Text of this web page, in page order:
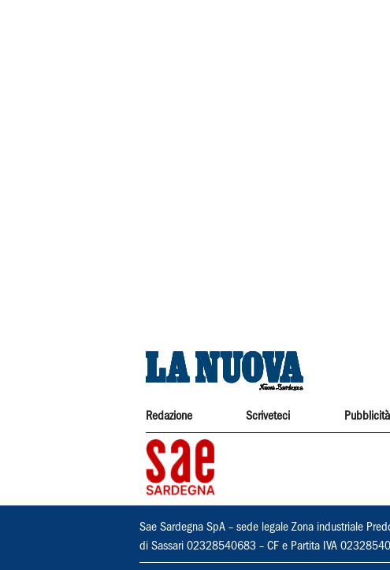
Redazione Scriveteci Pubblicità
Sae Sardegna SpA – sede legale Zona industriale
di Sassari 02328540683 – CF e Partita IVA